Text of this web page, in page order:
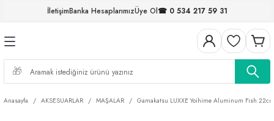
İletişimBanka HesaplarımızÜye Ol☎ 0 534 217 59 31
Geri Dön
Geri Dön
Geri Dön
Geri Dön
FIRDÖNDÜLER
Geri Dön
Geri Dön
Geri Dön
Geri Dön
Anasayfa AKSESUARLAR MAŞALAR Gamakatsu LUXXE Yoihime Aluminum Fish 22cm